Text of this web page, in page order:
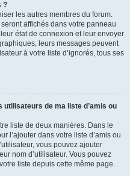
?
les autres membres du forum.
affichés dans votre panneau
état de connexion et leur envoyer
leurs messages peuvent
à votre liste d’ignorés, tous ses
de ma liste d’amis ou
liste de deux manières. Dans le
l’ajouter dans votre liste d’amis ou
vous pouvez ajouter
nom d’utilisateur. Vous pouvez
liste depuis cette même page.